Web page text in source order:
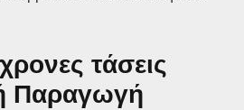
τάσεις
Παραγωγή